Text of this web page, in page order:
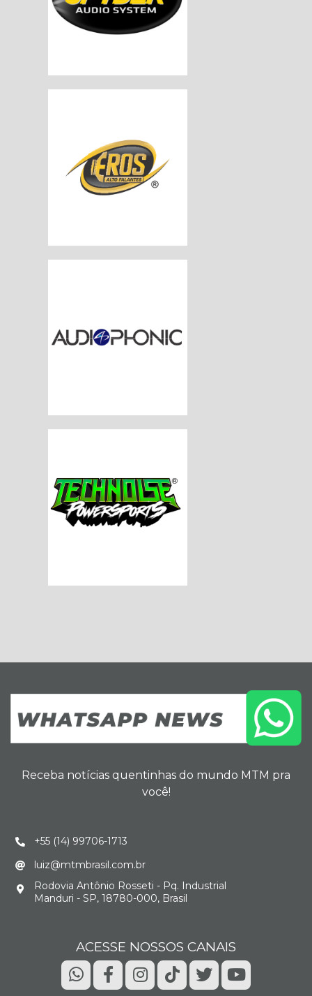
Receba notícias quentinhas do mundo MTM pra
você!
+55 (14) 99706-1713
luiz@mtmbrasil.com.br
Rodovia Antônio Rosseti - Pq. Industrial
Manduri - SP, 18780-000, Brasil
ACESSE NOSSOS CANAIS